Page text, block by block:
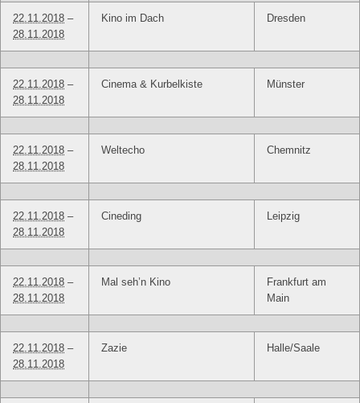
22.11.2018 –
28.11.2018
Kino im Dach Dresden
22.11.2018 –
28.11.2018
Cinema & Kurbelkiste Münster
22.11.2018 –
28.11.2018
Weltecho Chemnitz
22.11.2018 –
28.11.2018
Cineding Leipzig
22.11.2018 –
28.11.2018
Mal seh’n Kino
Frankfurt am
Main
22.11.2018 –
28.11.2018
Zazie Halle/Saale